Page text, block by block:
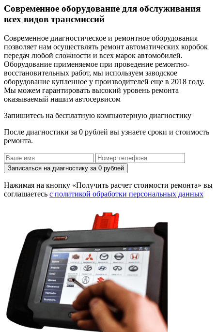
Современное оборудование для обслуживания
всех видов трансмиссий
Современное диагностическое и ремонтное оборудования
позволяет нам осуществлять ремонт автоматических коробок
передач любой сложности и всех марок автомобилей.
Оборудование применяемое при проведение ремонтно-
восстановительных работ, мы используем заводское
оборудование купленное у производителей еще в 2018 году.
Мы можем гарантировать высокий уровень ремонта
оказываемый нашим автосервисом
Запишитесь на бесплатную компьютерную диагностику
После диагностики за 0 рублей вы узнаете сроки и стоимость
ремонта.
Записаться на диагностику за 0 рублей
Нажимая на кнопку «Получить расчет стоимости ремонта» вы
соглашаетесь с политикой обработки персональных данных